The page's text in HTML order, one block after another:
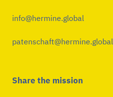
info@hermine.global
patenschaft@hermine.global
Share the mission